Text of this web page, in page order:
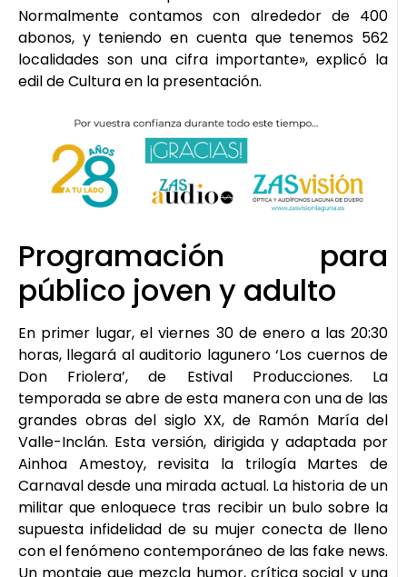
Normalmente contamos con alrededor de 400
abonos, y teniendo en cuenta que tenemos 562
localidades son una cifra importante», explicó la
edil de Cultura en la presentación.
Programación para
público joven y adulto
En primer lugar, el viernes 30 de enero a las 20:30
horas, llegará al auditorio lagunero ‘Los cuernos de
Don Friolera’, de Estival Producciones. La
temporada se abre de esta manera con una de las
grandes obras del siglo XX, de Ramón María del
Valle-Inclán. Esta versión, dirigida y adaptada por
Ainhoa Amestoy, revisita la trilogía Martes de
Carnaval desde una mirada actual. La historia de un
militar que enloquece tras recibir un bulo sobre la
supuesta infidelidad de su mujer conecta de lleno
con el fenómeno contemporáneo de las fake news.
Un montaje que mezcla humor, crítica social y una